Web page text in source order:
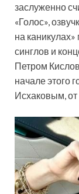
заслуженно
«Голос»,
на
синглов и
Петром
начале этого
Исхаковым,